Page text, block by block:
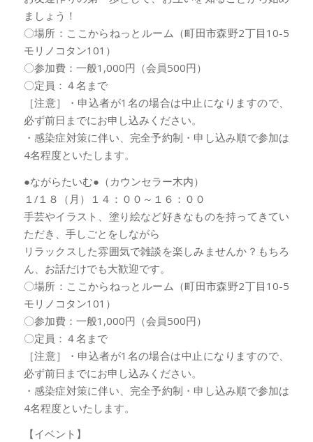
ましょう！
〇場所：ここからねっとルーム（町田市森野2丁目10-5
モリノコタン101）
〇参加費：一般1,000円（会員500円）
〇定員：４名まで
［注意］・申込者が1名の場合は中止になりますので、
必ず前日までにお申し込みください。
・感染症対策に伴い、完全予約制・申し込み順で参加は
4名程度といたします。
●ながらたいむ●（カウンセラー木内）
１/１８（月）１４：００～１６：００
手芸やイラスト、塗り絵など好きなものを持ってきてい
ただき、手しごとをしながら
リラックスした雰囲気で雑談を楽しみませんか？もちろ
ん、お話だけでも大歓迎です。
〇場所：ここからねっとルーム（町田市森野2丁目10-5
モリノコタン101）
〇参加費：一般1,000円（会員500円）
〇定員：４名まで
［注意］・申込者が1名の場合は中止になりますので、
必ず前日までにお申し込みください。
・感染症対策に伴い、完全予約制・申し込み順で参加は
4名程度といたします。
【イベント】